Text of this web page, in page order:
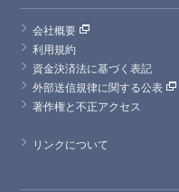
会社概要
利用規約
資金決済法に基づく表記
外部送信規律に関する公表
著作権と不正アクセス
リンクについて